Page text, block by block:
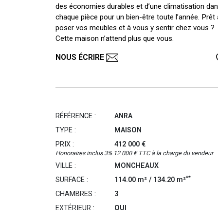
des économies durables et d’une climatisation
chaque pièce pour un bien-être toute l’année. Prêt
poser vos meubles et à vous y sentir chez vous ?
Cette maison n’attend plus que vous.
NOUS ÉCRIRE
RÉFÉRENCE :
ANRA
TYPE :
MAISON
PRIX :
412 000 €
Honoraires inclus 3% 12 000 € TTC à la charge du vendeur
VILLE :
MONCHEAUX
SURFACE :
114.00 m² / 134.20 m²**
CHAMBRES :
3
EXTÉRIEUR :
OUI